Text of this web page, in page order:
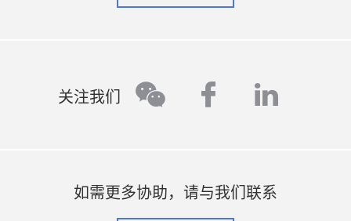
关注我们 wechatfacebook
如需更多协助，请与我们联系